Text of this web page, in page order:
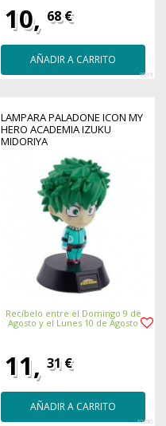
10, 68 €
AÑADIR A CARRITO
9919
LAMPARA PALADONE ICON MY
HERO ACADEMIA IZUKU
MIDORIYA
Recíbelo entre el Domingo 9 de
Agosto y el Lunes 10 de Agosto
11, 31 €
AÑADIR A CARRITO
10390